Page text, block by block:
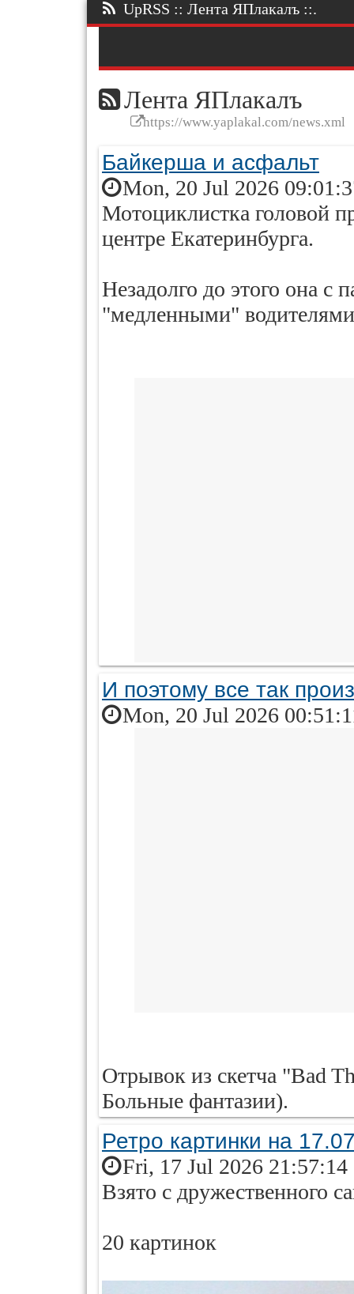
UpRSS :: Лента ЯПлакалъ ::.
Лента ЯПлакалъ
https://www.yaplakal.com/news.xml
Байкерша и асфальт
Mon, 20 Jul 2026
Мотоциклистка головой
центре Екатеринбурга.
Незадолго до этого она с
"медленными"
И поэтому все так
Mon, 20 Jul 2026
Отрывок из скетча "Bad
Больные фантазии).
Ретро картинки на
Fri, 17 Jul 2026 21:57:14
Взято с дружественного
20 картинок